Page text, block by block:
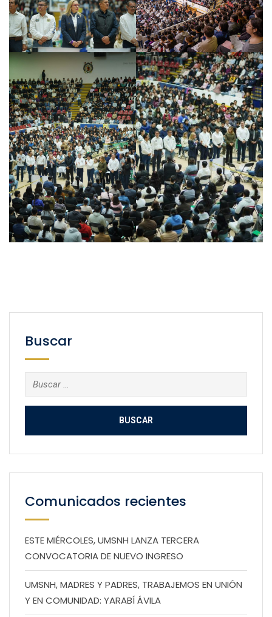
Buscar
Buscar:
Comunicados recientes
ESTE MIÉRCOLES, UMSNH LANZA TERCERA
CONVOCATORIA DE NUEVO INGRESO
UMSNH, MADRES Y PADRES, TRABAJEMOS EN UNIÓN
Y EN COMUNIDAD: YARABÍ ÁVILA